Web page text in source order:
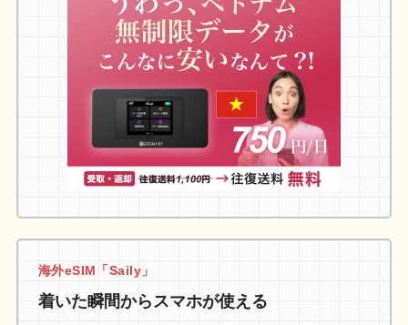
海外eSIM「Saily」
着いた瞬間からスマホが使える